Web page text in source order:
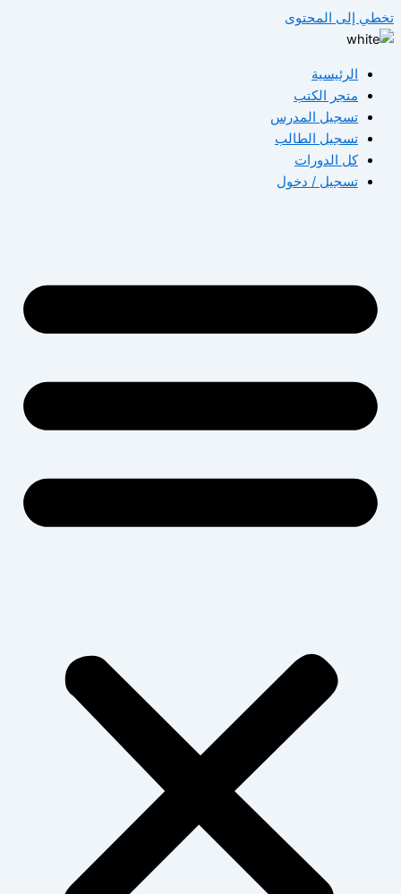
تخطي إلى المحتوى
الرئيسية
متجر الكتب
تسجيل المدرس
تسجيل الطالب
كل الدورات
تسجيل / دخول